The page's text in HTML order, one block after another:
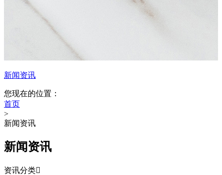
新闻资讯
您现在的位置：
首页
>
新闻资讯
新闻资讯
资讯分类